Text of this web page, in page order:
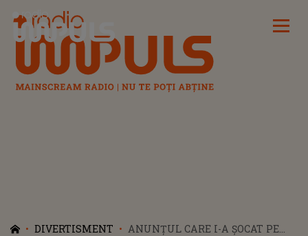
Radio Impuls
DIVERTISMENT
ANUNȚUL CARE I-A ȘOCAT PE